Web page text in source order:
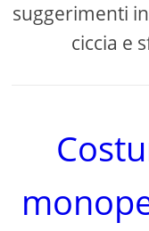
suggerimenti
ciccia e